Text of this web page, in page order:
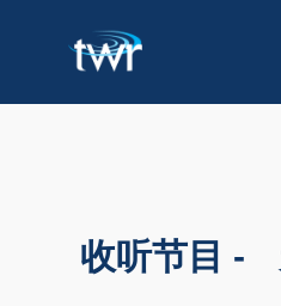
收听节目 -